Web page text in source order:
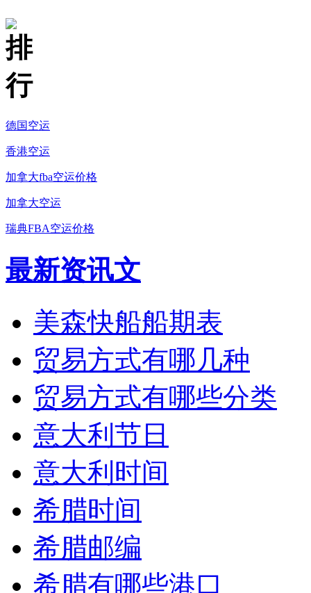
德国空运
香港空运
加拿大fba空运价格
加拿大空运
瑞典FBA空运价格
最新资讯文
美森快船船期表
贸易方式有哪几种
贸易方式有哪些分类
意大利节日
意大利时间
希腊时间
希腊邮编
希腊有哪些港口